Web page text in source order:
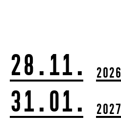
28.11. 2026
31.01. 2027